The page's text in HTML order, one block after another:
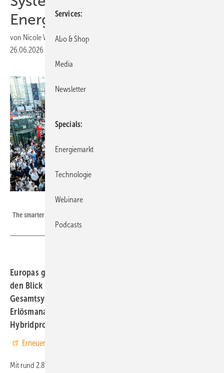
Energiewende
von Nicole Weinhold
26.06.2026
The smarter E Europe hielt München auf Trab.
Europas größte Energiefachmesse zeigte, dass der Markt
den Blick längst vom Einzelprodukt auf das
Gesamtsystem richtet – von Batteriespeichern über
Erlösmanagement bis hin zu Sicherheit und
Hybridprojekten.
Erneuerbare Energien bei Google bevorzugen
Mit rund 2.800 Ausstellern und mehr als 100.000 erwarteten
Services
Abo & Shop
Media
Newsletter
Specials
Energiemarkt
Technologie
Webinare
Podcasts